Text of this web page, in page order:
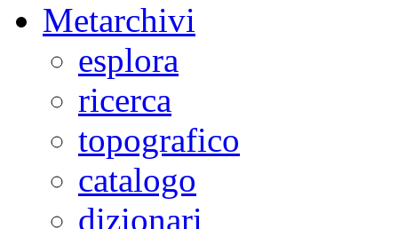
Metarchivi
esplora
ricerca
topografico
catalogo
dizionari